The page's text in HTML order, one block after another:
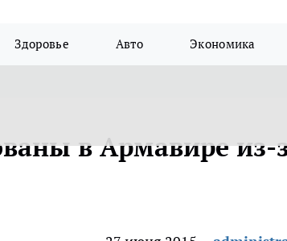
Здоровье Авто Экономика
в Армавире из-